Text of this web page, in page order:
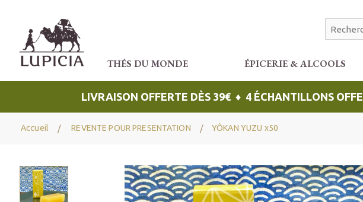
THÉS DU MONDE ÉPICERIE & ALCOOLS
LIVRAISON OFFERTE DÈS 39€ ♦ 4 ÉCHANTILLONS
Accueil REVENTE POUR PRESENTATION YÔKAN YUZU x50